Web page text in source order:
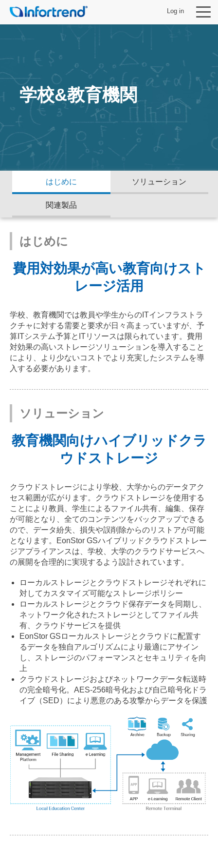
Log in
学校&教育機関
はじめに ソリューション
関連製品
はじめに
費用対効果が高い教育向けスト
レージ活用
学校、教育機関では教員や学生からのITインフラストラ
クチャに対する需要と要求が日々高まっていますが、予
算ITシステム予算とITリソースは限られています。費用
対効果の高いストレージソリューションを導入すること
により、より少ないコストでより充実したシステムを導
入する必要があります。
ソリューション
教育機関向けハイブリッドクラ
ウドストレージ
クラウドストレージにより学校、大学からのデータアク
セス範囲が広がります。クラウドストレージを使用する
ことにより教員、学生によるファイル共有、編集、保存
が可能となり、全てのコンテンツをバックアップできる
ので、データ紛失、損失や誤削除からのリストアが可能
となります。EonStor GSハイブリッドクラウドストレー
ジアプライアンスは、学校、大学のクラウドサービスへ
の展開を合理的に実現するよう設計されています。
ローカルストレージとクラウドストレージそれぞれに
対してカスタマイズ可能なストレージポリシー
ローカルストレージとクラウド保存データを同期し、
ネットワーク化されたストレージとしてファイル共
有、クラウドサービスを提供
EonStor GSローカルストレージとクラウドに配置す
るデータを独自アルゴリズムにより最適にアサイン
し、ストレージのパフォーマンスとセキュリティを向
上
クラウドストレージおよびネットワークデータ転送時
の完全暗号化。AES-256暗号化および自己暗号化ドラ
イブ（SED）により悪意のある攻撃からデータを保護
製品
ソリューション
サポート
Infortrendについて